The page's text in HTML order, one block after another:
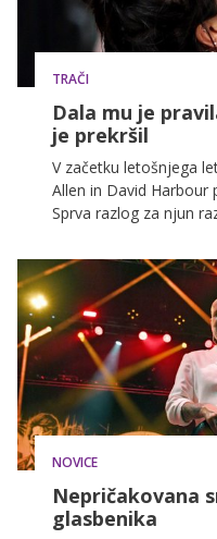
TRAČI
Dala mu je
je prekršil
V začetku letošnjega
Allen in David Harbour
Sprva razlog za njun
odprtega razmerja.
NOVICE
Nepričakovana
glasbenika